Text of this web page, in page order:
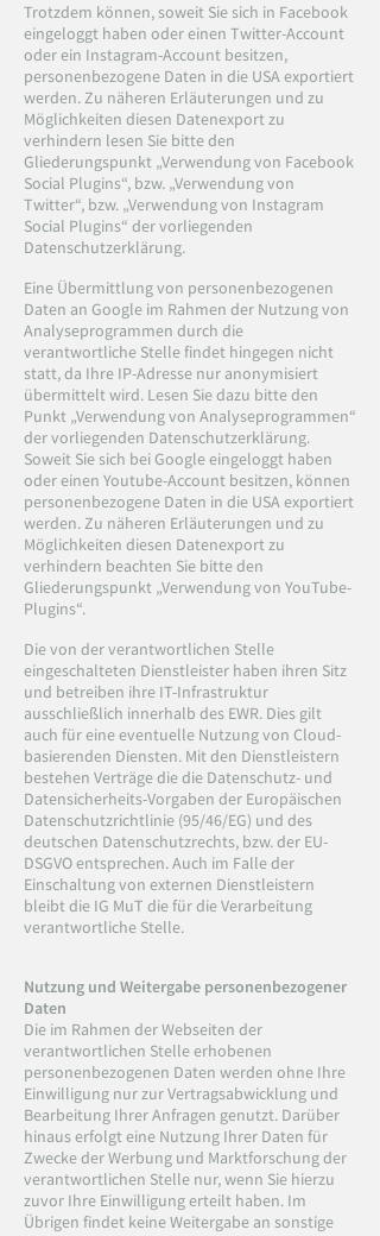
Trotzdem können, soweit Sie sich in Facebook
eingeloggt haben oder einen Twitter-Account
oder ein Instagram-Account besitzen,
personenbezogene Daten in die USA exportiert
werden. Zu näheren Erläuterungen und zu
Möglichkeiten diesen Datenexport zu
verhindern lesen Sie bitte den
Gliederungspunkt „Verwendung von Facebook
Social Plugins“, bzw. „Verwendung von
Twitter“, bzw. „Verwendung von Instagram
Social Plugins“ der vorliegenden
Datenschutzerklärung.
Eine Übermittlung von personenbezogenen
Daten an Google im Rahmen der Nutzung von
Analyseprogrammen durch die
verantwortliche Stelle findet hingegen nicht
statt, da Ihre IP-Adresse nur anonymisiert
übermittelt wird. Lesen Sie dazu bitte den
Punkt „Verwendung von Analyseprogrammen“
der vorliegenden Datenschutzerklärung.
Soweit Sie sich bei Google eingeloggt haben
oder einen Youtube-Account besitzen, können
personenbezogene Daten in die USA exportiert
werden. Zu näheren Erläuterungen und zu
Möglichkeiten diesen Datenexport zu
verhindern beachten Sie bitte den
Gliederungspunkt „Verwendung von YouTube-
Plugins“.
Die von der verantwortlichen Stelle
eingeschalteten Dienstleister haben ihren Sitz
und betreiben ihre IT-Infrastruktur
ausschließlich innerhalb des EWR. Dies gilt
auch für eine eventuelle Nutzung von Cloud-
basierenden Diensten. Mit den Dienstleistern
bestehen Verträge die die Datenschutz- und
Datensicherheits-Vorgaben der Europäischen
Datenschutzrichtlinie (95/46/EG) und des
deutschen Datenschutzrechts, bzw. der EU-
DSGVO entsprechen. Auch im Falle der
Einschaltung von externen Dienstleistern
bleibt die IG MuT die für die Verarbeitung
verantwortliche Stelle.
Nutzung und Weitergabe personenbezogener
Daten
Die im Rahmen der Webseiten der
verantwortlichen Stelle erhobenen
personenbezogenen Daten werden ohne Ihre
Einwilligung nur zur Vertragsabwicklung und
Bearbeitung Ihrer Anfragen genutzt. Darüber
hinaus erfolgt eine Nutzung Ihrer Daten für
Zwecke der Werbung und Marktforschung der
verantwortlichen Stelle nur, wenn Sie hierzu
zuvor Ihre Einwilligung erteilt haben. Im
Übrigen findet keine Weitergabe an sonstige